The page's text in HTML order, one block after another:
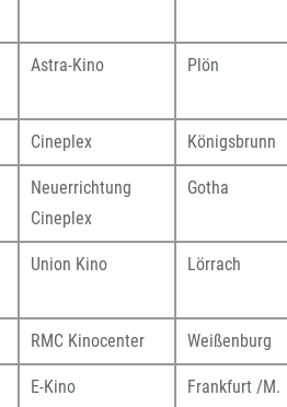
Astra-Kino Plön
Cineplex Königsbrunn
Neuerrichtung
Cineplex
Gotha
Union Kino Lörrach
RMC Kinocenter Weißenburg
E-Kino Frankfurt /M.